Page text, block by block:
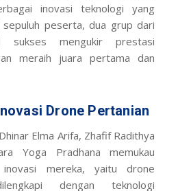
inovasi teknologi yang
peserta, dua grup dari
mengukir prestasi
meraih juara pertama dan
Drone Pertanian
Elma Arifa, Zhafif Radithya
Yoga Pradhana memukau
mereka, yaitu drone
dengan teknologi